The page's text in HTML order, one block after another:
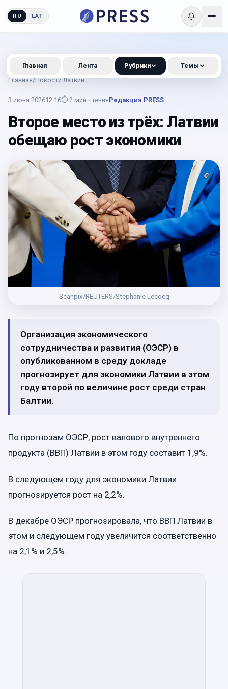
RU LAT
Главная/Новости Латвии
3 июня 202612:16⏱ 2 мин чтенияРедакция PRESS
Второе место из трёх: Латвии
обещаю рост экономики
Scanpix/REUTERS/Stephanie Lecocq
Организация экономического
сотрудничества и развития (ОЭСР) в
опубликованном в среду докладе
прогнозирует для экономики Латвии в этом
году второй по величине рост среди стран
Балтии.
По прогнозам ОЭСР, рост валового внутреннего
продукта (ВВП) Латвии в этом году составит 1,9%.
В следующем году для экономики Латвии
прогнозируется рост на 2,2%.
В декабре ОЭСР прогнозировала, что ВВП Латвии в
этом и следующем году увеличится соответственно
на 2,1% и 2,5%.
Главная Лента Рубрики Темы